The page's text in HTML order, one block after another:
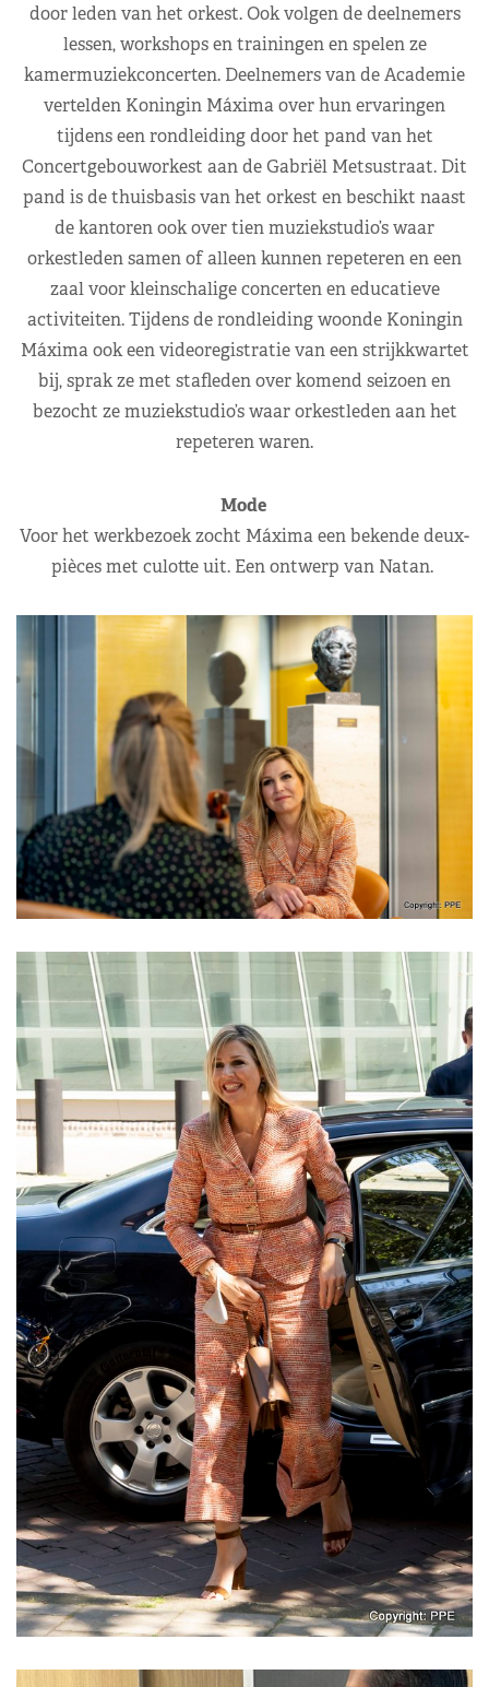
door leden van het orkest. Ook volgen de deelnemers
lessen, workshops en trainingen en spelen ze
kamermuziekconcerten. Deelnemers van de Academie
vertelden Koningin Máxima over hun ervaringen
tijdens een rondleiding door het pand van het
Concertgebouworkest aan de Gabriël Metsustraat. Dit
pand is de thuisbasis van het orkest en beschikt naast
de kantoren ook over tien muziekstudio’s waar
orkestleden samen of alleen kunnen repeteren en een
zaal voor kleinschalige concerten en educatieve
activiteiten. Tijdens de rondleiding woonde Koningin
Máxima ook een videoregistratie van een strijkkwartet
bij, sprak ze met stafleden over komend seizoen en
bezocht ze muziekstudio’s waar orkestleden aan het
repeteren waren.
Mode
Voor het werkbezoek zocht Máxima een bekende deux-
pièces met culotte uit. Een ontwerp van Natan.